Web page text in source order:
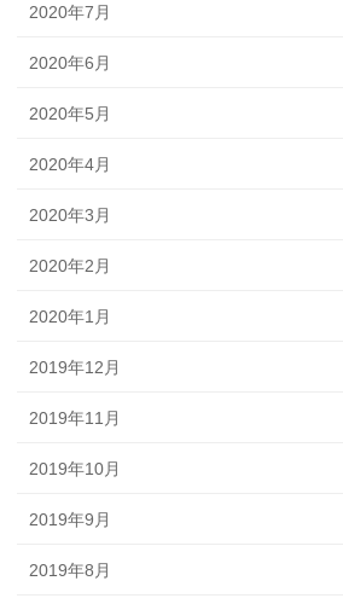
2020年7月
2020年6月
2020年5月
2020年4月
2020年3月
2020年2月
2020年1月
2019年12月
2019年11月
2019年10月
2019年9月
2019年8月